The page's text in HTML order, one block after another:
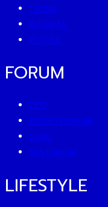
TREND
BUSINESS
PEOPLE
FORUM
CEO
ENTREPRENEUR
GURU
SUSTAINISM
LIFESTYLE